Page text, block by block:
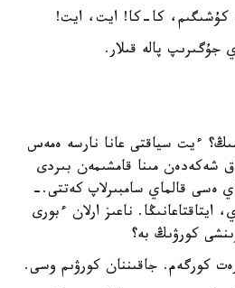
كا-كا! ايت، ايت!
جۇگىرىپ پالە قىلار.
ءيت سياقتى عانا نارسە ەمەس
شەكەدەن مىنا قامشىمەن بىردى
ەسى قالماي سامبىرلاپ كەتتى.-
ناعىز ارلان ءبورى
كورۋىڭ بە؟
رەت كورگەم. جاقىننان كورۋىم وسى.